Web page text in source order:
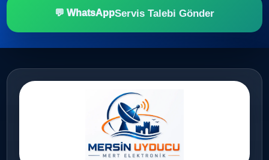
💬 WhatsAppServis Talebi Gönder